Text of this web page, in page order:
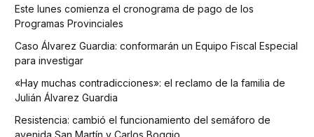
Este lunes comienza el cronograma de pago de los
Programas Provinciales
Caso Álvarez Guardia: conformarán un Equipo Fiscal Especial
para investigar
«Hay muchas contradicciones»: el reclamo de la familia de
Julián Álvarez Guardia
Resistencia: cambió el funcionamiento del semáforo de
avenida San Martín y Carlos Boggio